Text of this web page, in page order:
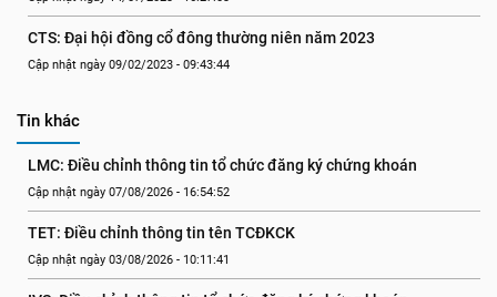
CTS: Đại hội đồng cổ đông thường niên năm 2023
Cập nhật ngày 09/02/2023 - 09:43:44
Tin khác
LMC: Điều chỉnh thông tin tổ chức đăng ký chứng khoán
Cập nhật ngày 07/08/2026 - 16:54:52
TET: Điều chỉnh thông tin tên TCĐKCK
Cập nhật ngày 03/08/2026 - 10:11:41